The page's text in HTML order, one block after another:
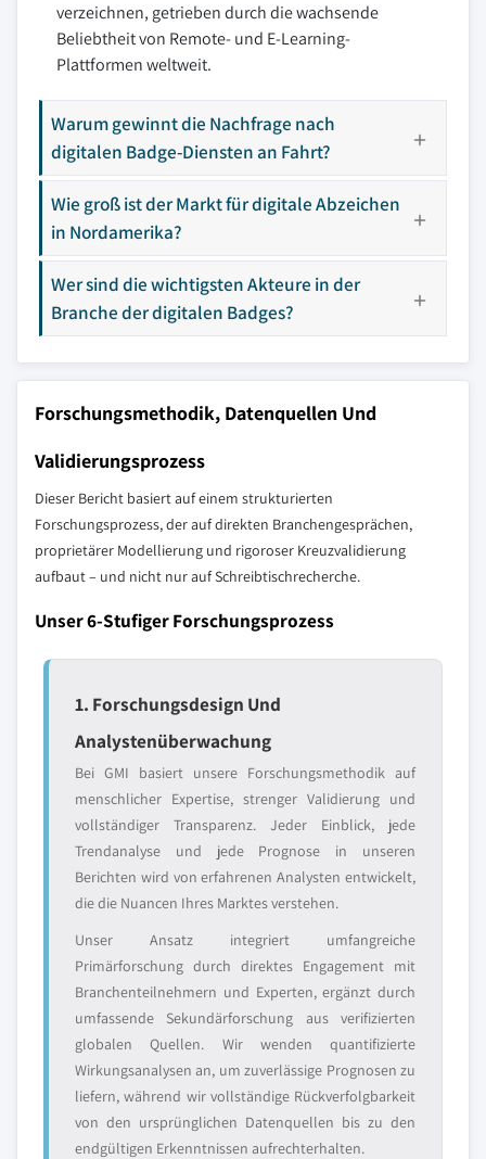
verzeichnen, getrieben durch die wachsende
Beliebtheit von Remote- und E-Learning-
Plattformen weltweit.
Warum gewinnt die Nachfrage nach
digitalen Badge-Diensten an Fahrt?
Wie groß ist der Markt für digitale Abzeichen
in Nordamerika?
Wer sind die wichtigsten Akteure in der
Branche der digitalen Badges?
Forschungsmethodik, Datenquellen Und
Validierungsprozess
Dieser Bericht basiert auf einem strukturierten
Forschungsprozess, der auf direkten Branchengesprächen,
proprietärer Modellierung und rigoroser Kreuzvalidierung
aufbaut – und nicht nur auf Schreibtischrecherche.
Unser 6-Stufiger Forschungsprozess
1. Forschungsdesign Und
Analystenüberwachung
Bei GMI basiert unsere Forschungsmethodik auf
menschlicher Expertise, strenger Validierung und
vollständiger Transparenz. Jeder Einblick, jede
Trendanalyse und jede Prognose in unseren
Berichten wird von erfahrenen Analysten entwickelt,
die die Nuancen Ihres Marktes verstehen.
Unser Ansatz integriert umfangreiche
Primärforschung durch direktes Engagement mit
Branchenteilnehmern und Experten, ergänzt durch
umfassende Sekundärforschung aus verifizierten
globalen Quellen. Wir wenden quantifizierte
Wirkungsanalysen an, um zuverlässige Prognosen zu
liefern, während wir vollständige Rückverfolgbarkeit
von den ursprünglichen Datenquellen bis zu den
endgültigen Erkenntnissen aufrechterhalten.